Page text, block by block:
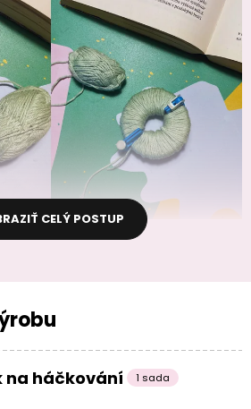
CELÝ POSTUP
na háčkování 1 sada